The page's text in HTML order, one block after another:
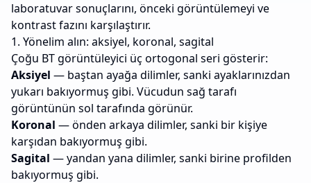
laboratuvar sonuçlarını, önceki görüntülemeyi ve
kontrast fazını karşılaştırır.
1. Yönelim alın: aksiyel, koronal, sagital
Çoğu BT görüntüleyici üç ortogonal seri gösterir:
Aksiyel — baştan ayağa dilimler, sanki ayaklarınızdan
yukarı bakıyormuş gibi. Vücudun sağ tarafı
görüntünün sol tarafında görünür.
Koronal — önden arkaya dilimler, sanki bir kişiye
karşıdan bakıyormuş gibi.
Sagital — yandan yana dilimler, sanki birine profilden
bakıyormuş gibi.